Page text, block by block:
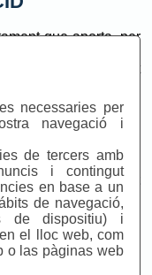
necessaries per
navegació i
de tercers amb
i contingut
en base a un
de navegació,
de dispositiu) i
el lloc web, com
o las pàginas web
que aporta,per
la nostraempresa és
alcalí,
per la seva
peça, així com per la
El
zincat
pecesque puguin
enestar exempt de
el material tractat.